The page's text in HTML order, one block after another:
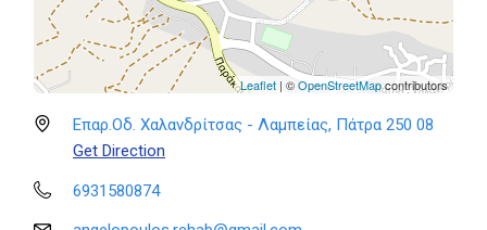
Leaflet | ©OpenStreetMapcontributors
Επαρ.Οδ. Χαλανδρίτσας - Λαμπείας, Πάτρα 250 08
Get Direction
6931580874